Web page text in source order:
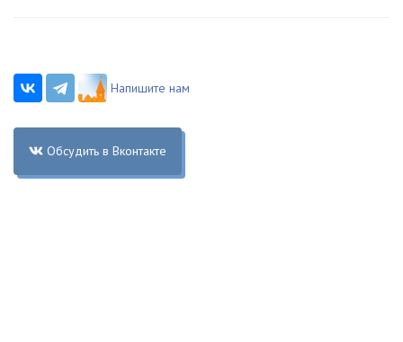
Напишите нам
Обсудить в Вконтакте